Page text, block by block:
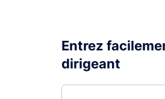
Entrez
dirigeant